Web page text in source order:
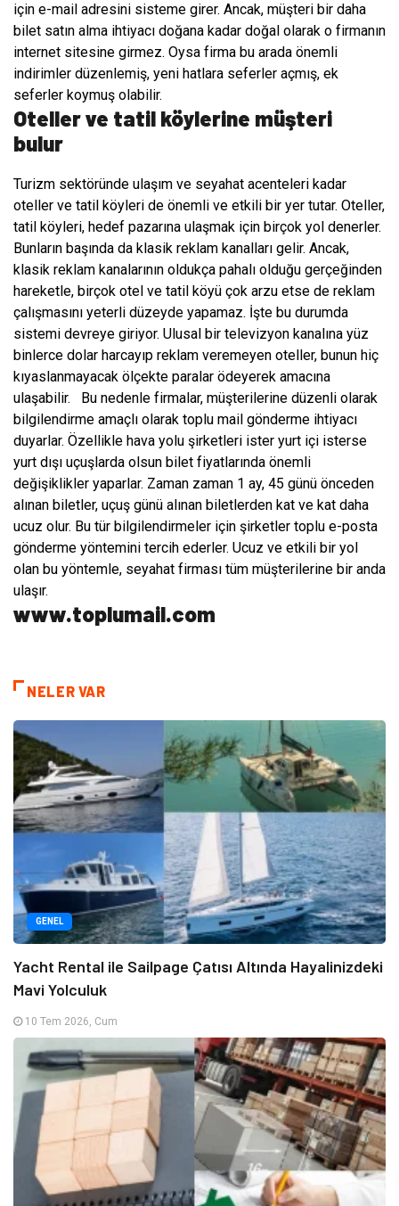
için e-mail adresini sisteme girer. Ancak, müşteri bir daha
bilet satın alma ihtiyacı doğana kadar doğal olarak o firmanın
internet sitesine girmez. Oysa firma bu arada önemli
indirimler düzenlemiş, yeni hatlara seferler açmış, ek
seferler koymuş olabilir.
Oteller ve tatil köylerine müşteri
bulur
Turizm sektöründe ulaşım ve seyahat acenteleri kadar
oteller ve tatil köyleri de önemli ve etkili bir yer tutar. Oteller,
tatil köyleri, hedef pazarına ulaşmak için birçok yol denerler.
Bunların başında da klasik reklam kanalları gelir. Ancak,
klasik reklam kanalarının oldukça pahalı olduğu gerçeğinden
hareketle, birçok otel ve tatil köyü çok arzu etse de reklam
çalışmasını yeterli düzeyde yapamaz. İşte bu durumda
sistemi devreye giriyor. Ulusal bir televizyon kanalına yüz
binlerce dolar harcayıp reklam veremeyen oteller, bunun hiç
kıyaslanmayacak ölçekte paralar ödeyerek amacına
ulaşabilir. Bu nedenle firmalar, müşterilerine düzenli olarak
bilgilendirme amaçlı olarak toplu mail gönderme ihtiyacı
duyarlar. Özellikle hava yolu şirketleri ister yurt içi isterse
yurt dışı uçuşlarda olsun bilet fiyatlarında önemli
değişiklikler yaparlar. Zaman zaman 1 ay, 45 günü önceden
alınan biletler, uçuş günü alınan biletlerden kat ve kat daha
ucuz olur. Bu tür bilgilendirmeler için şirketler toplu e-posta
gönderme yöntemini tercih ederler. Ucuz ve etkili bir yol
olan bu yöntemle, seyahat firması tüm müşterilerine bir anda
ulaşır.
www.toplumail.com
NELER VAR
GENEL
Yacht Rental ile Sailpage Çatısı Altında Hayalinizdeki
Mavi Yolculuk
10 Tem 2026, Cum